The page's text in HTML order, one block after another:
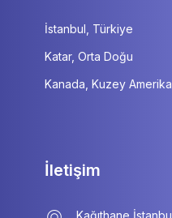
İstanbul, Türkiye
Katar, Orta Doğu
Kanada, Kuzey Amerika
İletişim